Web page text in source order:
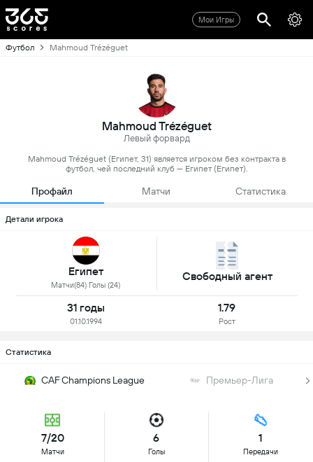
Мои Игры
Футбол Mahmoud Trézéguet
Mahmoud Trézéguet
Левый форвард
Mahmoud Trézéguet (Египет, 31) является игроком без контракта в
футбол, чей последний клуб — Египет (Египет).
Профайл Матчи Статистика
Детали игрока
Египет
Матчи(84) Голы (24)
Свободный агент
31 годы
01.10.1994
1.79
Рост
Статистика
CAF Champions League Премьер-Лига
7/20
Матчи
6
Голы
1
Передачи